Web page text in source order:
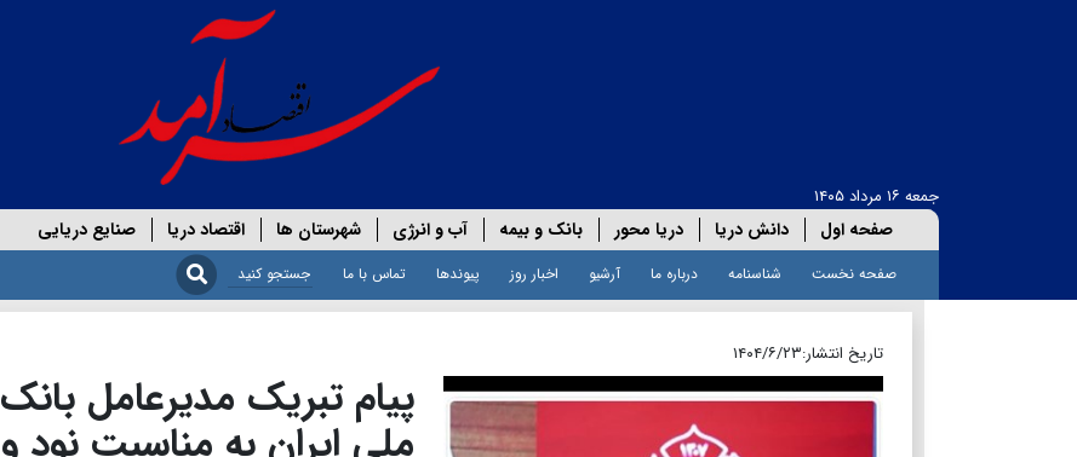
جمعه ۱۶ مرداد ۱۴۰۵
صفحه اول دانش دریا دریا محور بانک و بیمه آب و انرژی شهرستان ها اقتصاد دریا صنایع دریایی
صفحه نخست شناسنامه درباره ما آرشیو اخبار روز پیوندها تماس با ما
تاریخ انتشار:۱۴۰۴/۶/۲۳
پیام تبریک مدیرعامل بانک
ملی ایران به مناسبت نود و